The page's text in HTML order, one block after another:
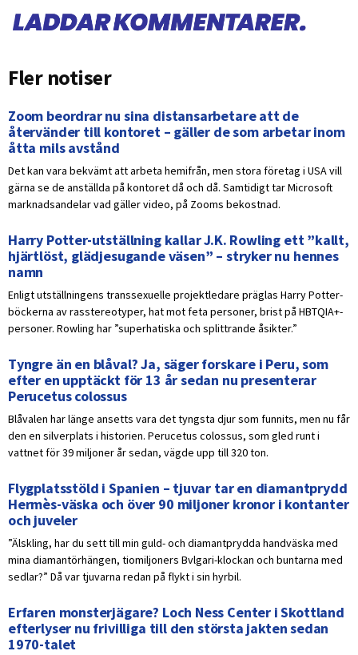
Fler notiser
Zoom beordrar nu sina distansarbetare att de
återvänder till kontoret – gäller de som arbetar inom
åtta mils avstånd
Det kan vara bekvämt att arbeta hemifrån, men stora företag i USA vill
gärna se de anställda på kontoret då och då. Samtidigt tar Microsoft
marknadsandelar vad gäller video, på Zooms bekostnad.
Harry Potter-utställning kallar J.K. Rowling ett ”kallt,
hjärtlöst, glädjesugande väsen” – stryker nu hennes
namn
Enligt utställningens transsexuelle projektledare präglas Harry Potter-
böckerna av rasstereotyper, hat mot feta personer, brist på HBTQIA+-
personer. Rowling har ”superhatiska och splittrande åsikter.”
Tyngre än en blåval? Ja, säger forskare i Peru, som
efter en upptäckt för 13 år sedan nu presenterar
Perucetus colossus
Blåvalen har länge ansetts vara det tyngsta djur som funnits, men nu får
den en silverplats i historien. Perucetus colossus, som gled runt i
vattnet för 39 miljoner år sedan, vägde upp till 320 ton.
Flygplatsstöld i Spanien – tjuvar tar en diamantprydd
Hermès-väska och över 90 miljoner kronor i kontanter
och juveler
”Älskling, har du sett till min guld- och diamantprydda handväska med
mina diamantörhängen, tiomiljoners Bvlgari-klockan och buntarna med
sedlar?” Då var tjuvarna redan på flykt i sin hyrbil.
Erfaren monsterjägare? Loch Ness Center i Skottland
efterlyser nu frivilliga till den största jakten sedan
1970-talet